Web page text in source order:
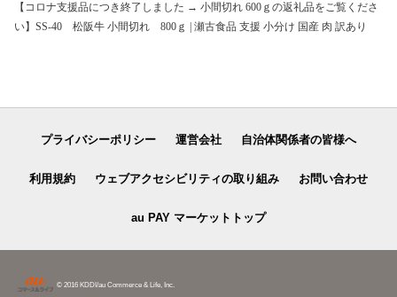
【コロナ支援品につき終了しました → 小間切れ 600ｇの返礼品をご覧くださ
い】SS-40 松阪牛 小間切れ 800ｇ | 瀬古食品 支援 小分け 国産 肉 訳あり
プライバシーポリシー 運営会社 自治体関係者の皆様へ
利用規約 ウェブアクセシビリティの取り組み お問い合わせ
au PAY マーケットトップ
© 2016 KDDI/au Commerce & Life, Inc.